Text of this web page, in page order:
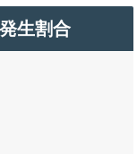
生割合